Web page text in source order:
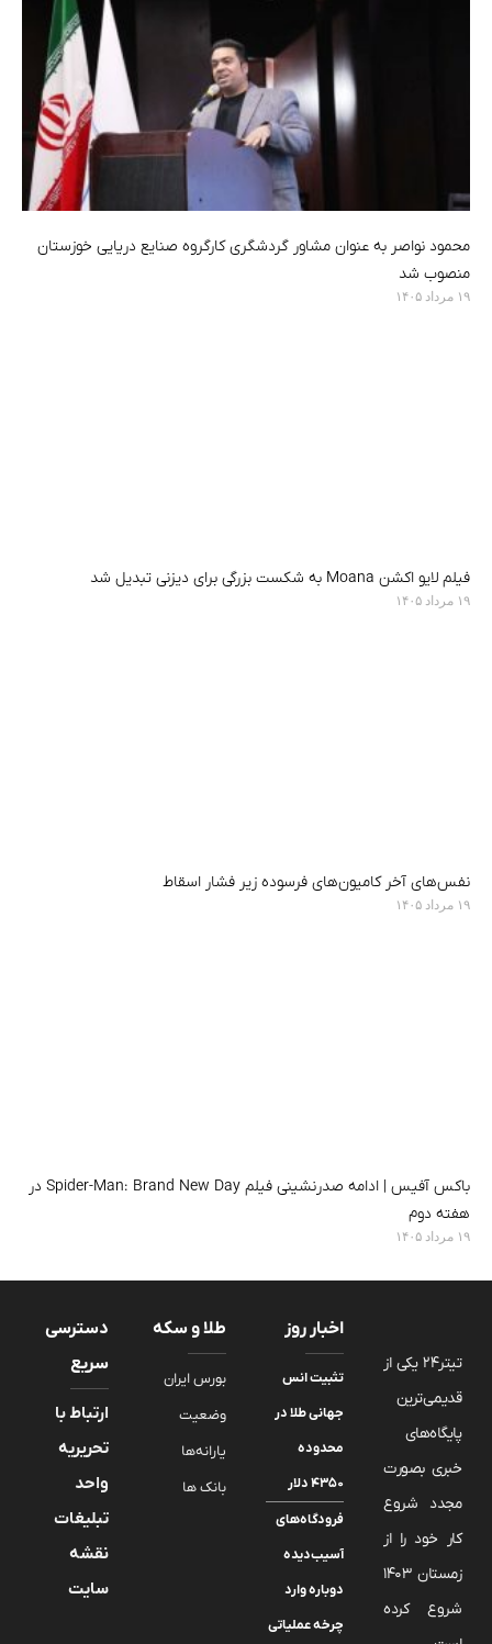
محمود نواصر به عنوان مشاور گردشگری کارگروه صنایع دریایی خوزستان
منصوب شد
۱۹ مرداد ۱۴۰۵
فیلم لایو اکشن Moana به شکست بزرگی برای دیزنی تبدیل شد
۱۹ مرداد ۱۴۰۵
نفس‌های آخر کامیون‌های فرسوده زیر فشار اسقاط
۱۹ مرداد ۱۴۰۵
باکس آفیس ‌|‌ ادامه صدرنشینی فیلم Spider-Man: Brand New Day در
هفته دوم
۱۹ مرداد ۱۴۰۵
تیتر24 یکی از
قدیمی‌ترین
پایگاه‌های
خبری بصورت
مجدد شروع
کار خود را از
زمستان 1403
شروع کرده
اخبار روز
تثبیت انس
جهانی طلا در
محدوده
۴۳۵۰ دلار
فرودگاه‌های
آسیب‌دیده
دوباره وارد
چرخه عملیاتی
طلا و سکه
بورس ایران
وضعیت
یارانه‌ها
بانک ها
دسترسی
سریع
ارتباط با
تحریریه
واحد
تبلیغات
نقشه
سایت